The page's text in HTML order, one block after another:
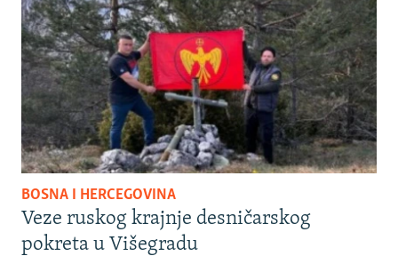
BOSNA I HERCEGOVINA
Veze ruskog krajnje desničarskog
pokreta u Višegradu